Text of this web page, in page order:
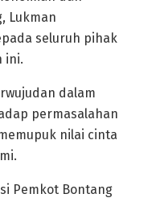
Lukman
seluruh pihak
ini.
dalam
permasalahan
nilai cinta
Pemkot Bontang